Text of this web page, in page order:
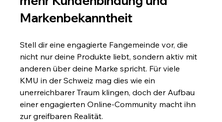
Markenbekanntheit
Stell dir eine engagierte Fangemeinde vor, die
nicht nur deine Produkte liebt, sondern aktiv mit
anderen über deine Marke spricht. Für viele
KMU in der Schweiz mag dies wie ein
unerreichbarer Traum klingen, doch der Aufbau
einer engagierten Online-Community macht ihn
zur greifbaren Realität.